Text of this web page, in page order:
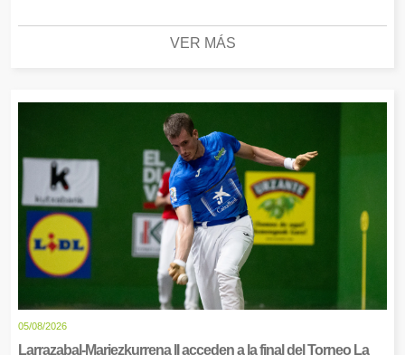
VER MÁS
05/08/2026
Larrazabal-Mariezkurrena II acceden a la final del Torneo La